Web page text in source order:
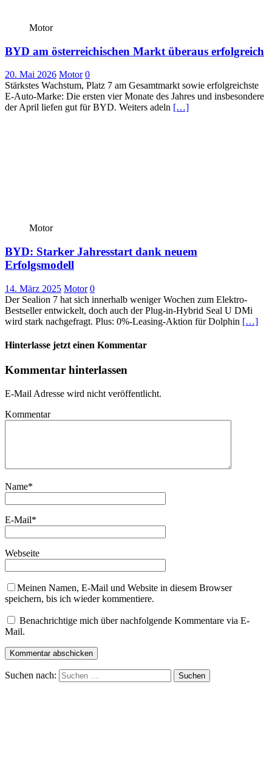
Motor
BYD am österreichischen Markt überaus erfolgreich
20. Mai 2026 Motor 0
Stärkstes Wachstum, Platz 7 am Gesamtmarkt sowie erfolgreichste
E-Auto-Marke: Die ersten vier Monate des Jahres und insbesondere
der April liefen gut für BYD. Weiters adeln […]
Motor
BYD: Starker Jahresstart dank neuem
Erfolgsmodell
14. März 2025 Motor 0
Der Sealion 7 hat sich innerhalb weniger Wochen zum Elektro-
Bestseller entwickelt, doch auch der Plug-in-Hybrid Seal U DMi
wird stark nachgefragt. Plus: 0%-Leasing-Aktion für Dolphin […]
Hinterlasse jetzt einen Kommentar
Kommentar hinterlassen
E-Mail Adresse wird nicht veröffentlicht.
Kommentar
Name*
E-Mail*
Webseite
Meinen Namen, E-Mail und Website in diesem Browser
speichern, bis ich wieder kommentiere.
Benachrichtige mich über nachfolgende Kommentare via E-
Mail.
Suchen nach: